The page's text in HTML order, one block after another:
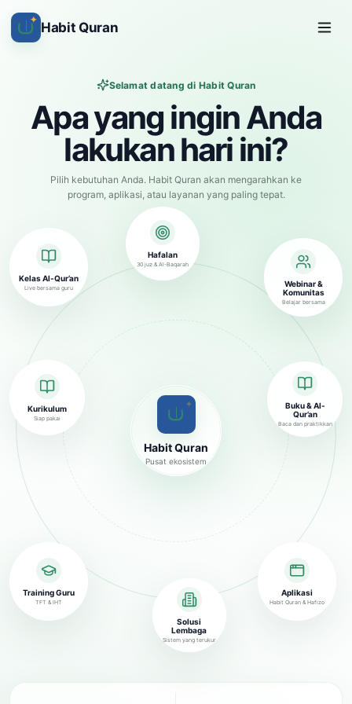
✦ Habit Quran
Selamat datang di Habit Quran
Apa yang ingin Anda
lakukan hari ini?
Pilih kebutuhan Anda. Habit Quran akan mengarahkan ke
program, aplikasi, atau layanan yang paling tepat.
✦
Habit Quran
Pusat ekosistem
Kelas Al-Qur’an
Live bersama guru
Hafalan
30 juz & Al-Baqarah
Buku & Al-
Qur’an
Baca dan praktikkan
Training Guru
TFT & IHT
Solusi
Lembaga
Sistem yang terukur
Kurikulum
Siap pakai
Aplikasi
Habit Quran & Hafizo
Webinar &
Komunitas
Belajar bersama